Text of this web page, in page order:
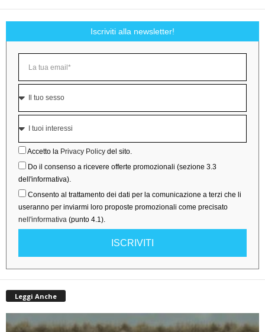
Iscriviti alla newsletter!
Accetto la Privacy Policy del sito.
Do il consenso a ricevere offerte promozionali (sezione 3.3
dell'informativa).
Consento al trattamento dei dati per la comunicazione a terzi che li
useranno per inviarmi loro proposte promozionali come precisato
nell'informativa (punto 4.1).
ISCRIVITI
Leggi Anche